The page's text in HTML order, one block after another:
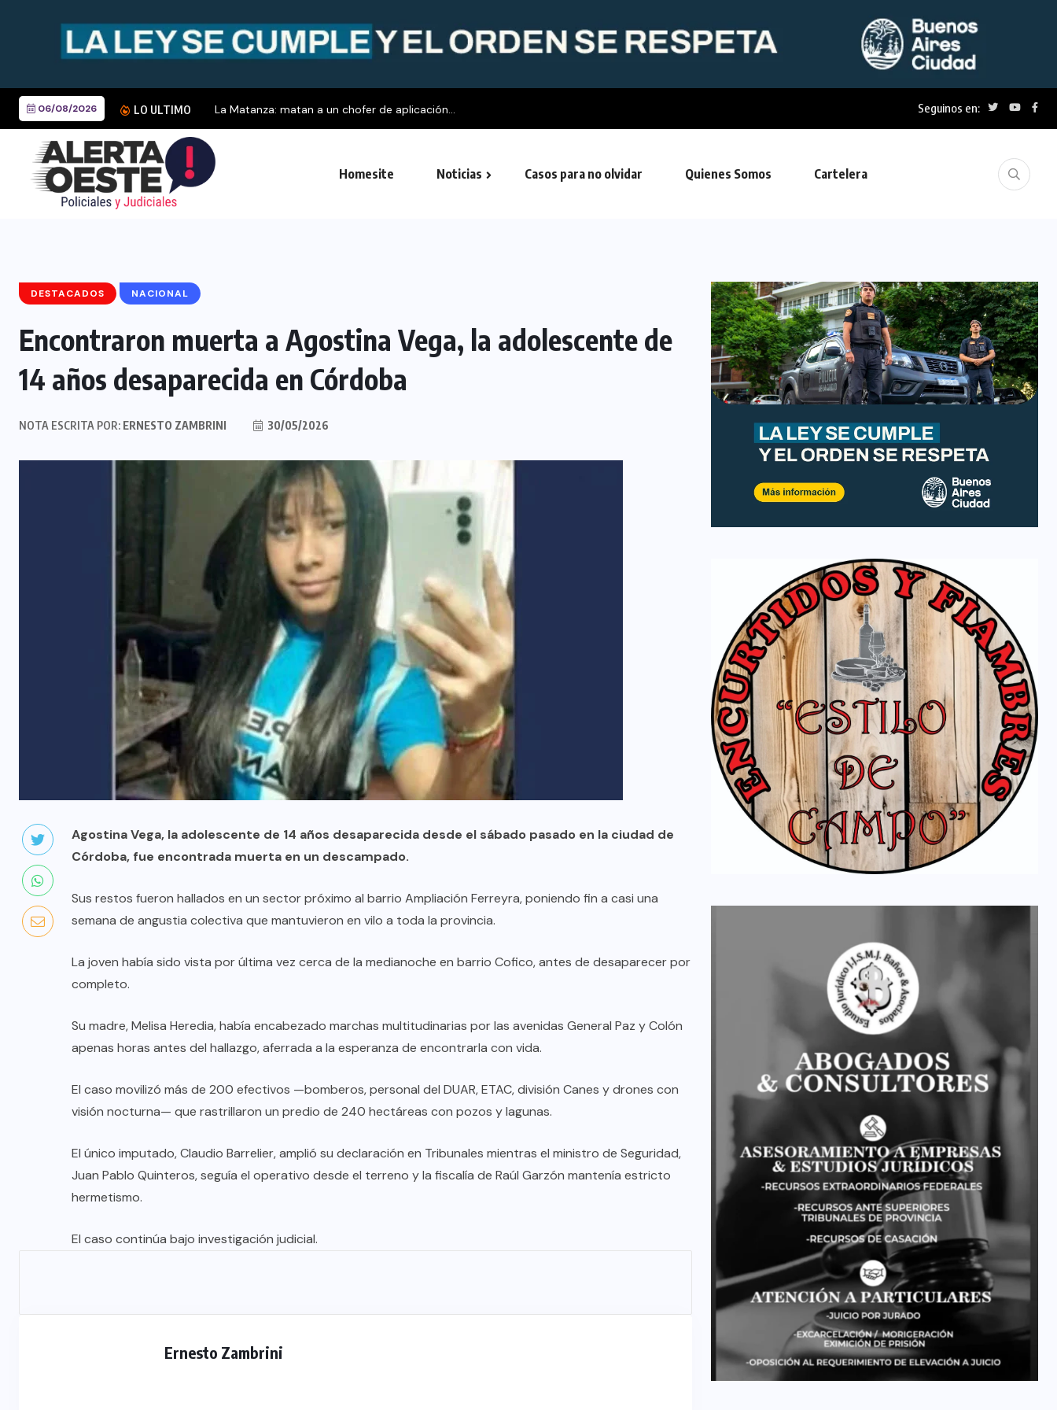
06/08/2026 LO ULTIMO Seguinos en:
Homesite Noticias Casos para no olvidar Quienes Somos Cartelera
DESTACADOS NACIONAL
Encontraron muerta a Agostina Vega, la adolescente de
14 años desaparecida en Córdoba
NOTA ESCRITA POR: ERNESTO ZAMBRINI 30/05/2026
Agostina Vega, la adolescente de 14 años desaparecida desde el sábado pasado en la ciudad de
Córdoba, fue encontrada muerta en un descampado.
Sus restos fueron hallados en un sector próximo al barrio Ampliación Ferreyra, poniendo fin a casi una
semana de angustia colectiva que mantuvieron en vilo a toda la provincia.
La joven había sido vista por última vez cerca de la medianoche en barrio Cofico, antes de desaparecer por
completo.
Su madre, Melisa Heredia, había encabezado marchas multitudinarias por las avenidas General Paz y Colón
apenas horas antes del hallazgo, aferrada a la esperanza de encontrarla con vida.
El caso movilizó más de 200 efectivos —bomberos, personal del DUAR, ETAC, división Canes y drones con
visión nocturna— que rastrillaron un predio de 240 hectáreas con pozos y lagunas.
El único imputado, Claudio Barrelier, amplió su declaración en Tribunales mientras el ministro de Seguridad,
Juan Pablo Quinteros, seguía el operativo desde el terreno y la fiscalía de Raúl Garzón mantenía estricto
hermetismo.
El caso continúa bajo investigación judicial.
Ernesto Zambrini